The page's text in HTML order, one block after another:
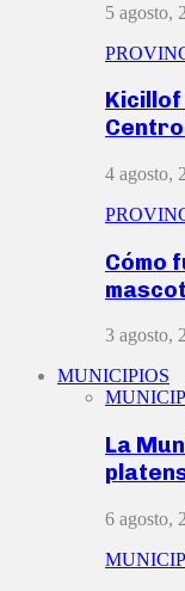
5 agosto,
Kicillof
4 agosto,
Cómo
3 agosto,
MUNICIPIOS
La
6 agosto,